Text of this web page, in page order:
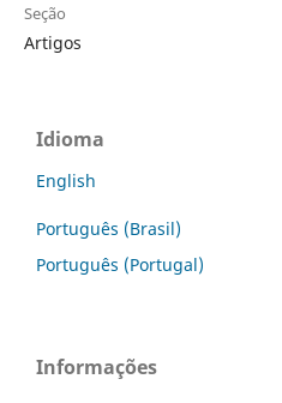
Seção
Artigos
Idioma
English
Português (Brasil)
Português (Portugal)
Informações